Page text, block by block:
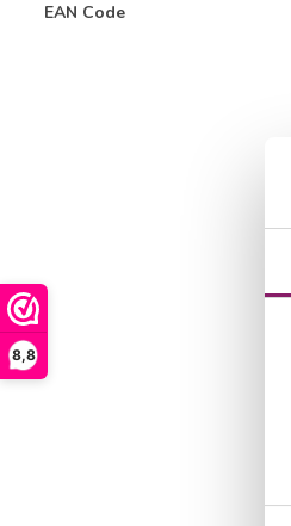
8,8
EAN Code